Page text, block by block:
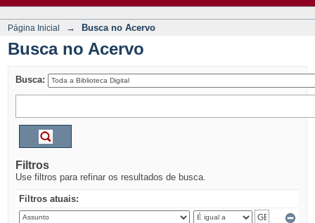
Página Inicial → Busca no Acervo
Busca no Acervo
Busca:
Filtros
Use filtros para refinar os resultados de busca.
Filtros atuais: